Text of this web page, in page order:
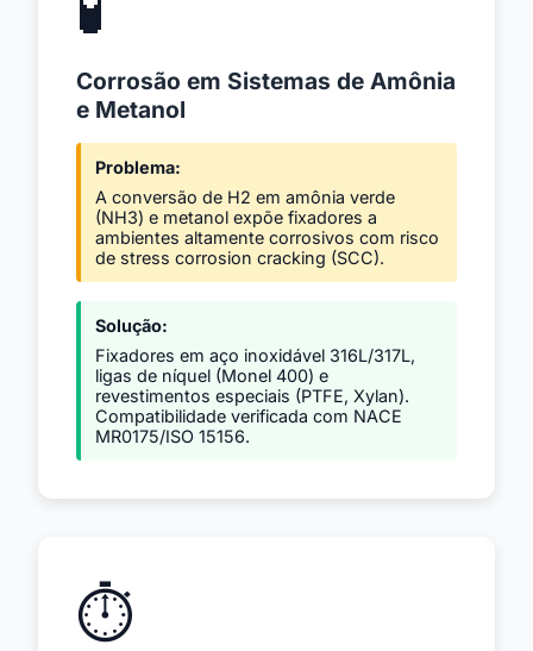
Corrosão em Sistemas de Amônia
e Metanol
Problema:
A conversão de H2 em amônia verde
(NH3) e metanol expõe fixadores a
ambientes altamente corrosivos com risco
de stress corrosion cracking (SCC).
Solução:
Fixadores em aço inoxidável 316L/317L,
ligas de níquel (Monel 400) e
revestimentos especiais (PTFE, Xylan).
Compatibilidade verificada com NACE
MR0175/ISO 15156.
⏱️